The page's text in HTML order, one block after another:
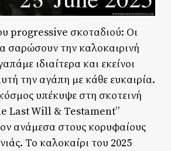
progressive σκοταδιού: Οι
σαρώσουν την καλοκαιρινή
ιδιαίτερα και εκείνοι
την αγάπη με κάθε ευκαιρία.
υπέκυψε στη σκοτεινή
Last Will & Testament”
ανάμεσα στους κορυφαίους
Το καλοκαίρι του 2025